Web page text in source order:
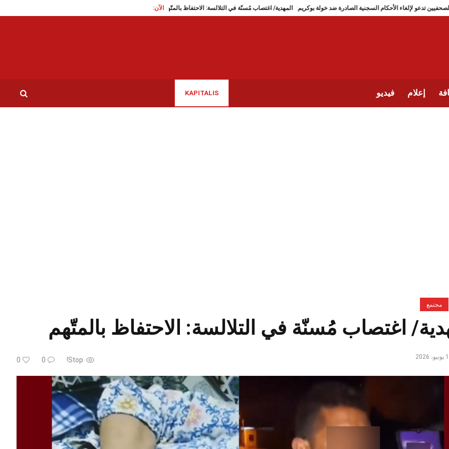
الآن: نقابة الصحفيين تدعو لإلغاء الأحكام السجنية الصادرة ضد خولة بوكريم المهدية/ اغتصاب مُسنّة في التلالسة: الاحتفاظ بالمتّهم
إعلام فيديو KAPITALIS
مجتمع
اغتصاب مُسنّة في التلالسة: الاحتفاظ بالمتّهم
Stop!
0
0 2026